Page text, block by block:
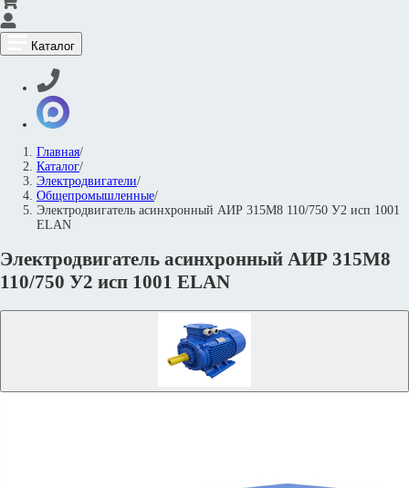
Каталог
Главная/
Каталог/
Электродвигатели/
Общепромышленные/
Электродвигатель асинхронный АИР 315М8 110/750 У2 исп 1001
ELAN
Электродвигатель асинхронный АИР 315М8
110/750 У2 исп 1001 ELAN